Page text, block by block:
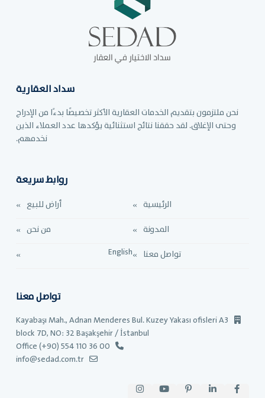
سداد العقارية
نحن ملتزمون بتقديم الخدمات العقارية الأكثر تخصيصًا بدءًا من الإدراج
وحتى الإغلاق. لقد حققنا نتائج استثنائية يؤكدها عدد العملاء الذين
نخدمهم.
روابط سريعة
الرئيسية
أراض للبيع
المدونة
من نحن
تواصل معنا
English
تواصل معنا
Kayabaşı Mah., Adnan Menderes Bul. Kuzey Yakası ofisleri A3
block 7D, NO: 32 Başakşehir / İstanbul
Office (+90) 554 110 36 00
info@sedad.com.tr